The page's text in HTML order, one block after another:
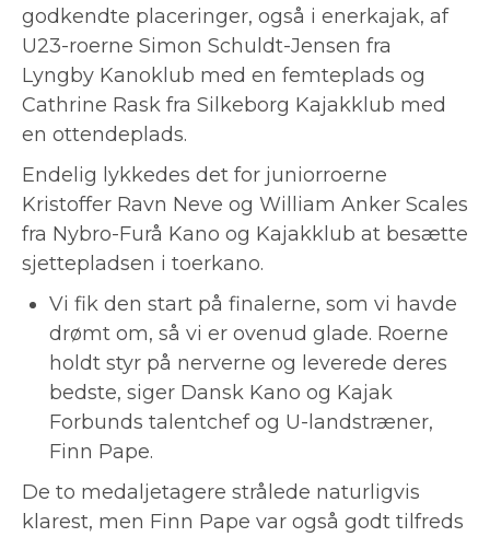
godkendte placeringer, også i enerkajak, af
U23-roerne Simon Schuldt-Jensen fra
Lyngby Kanoklub med en femteplads og
Cathrine Rask fra Silkeborg Kajakklub med
en ottendeplads.
Endelig lykkedes det for juniorroerne
Kristoffer Ravn Neve og William Anker Scales
fra Nybro-Furå Kano og Kajakklub at besætte
sjettepladsen i toerkano.
Vi fik den start på finalerne, som vi havde
drømt om, så vi er ovenud glade. Roerne
holdt styr på nerverne og leverede deres
bedste, siger Dansk Kano og Kajak
Forbunds talentchef og U-landstræner,
Finn Pape.
De to medaljetagere strålede naturligvis
klarest, men Finn Pape var også godt tilfreds